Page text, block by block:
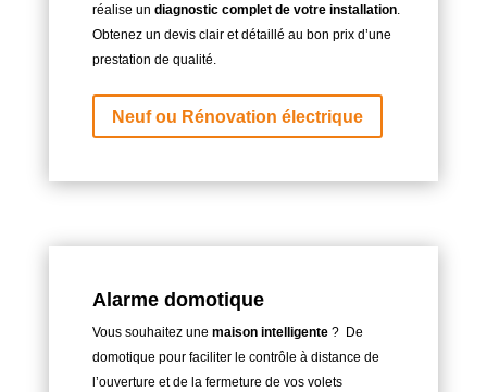
réalise un diagnostic complet de votre installation.
Obtenez un devis clair et détaillé au bon prix d’une
prestation de qualité.
Neuf ou Rénovation électrique
Alarme domotique
Vous souhaitez une maison intelligente? De
domotique pour faciliter le contrôle à distance de
l’ouverture et de la fermeture de vos volets